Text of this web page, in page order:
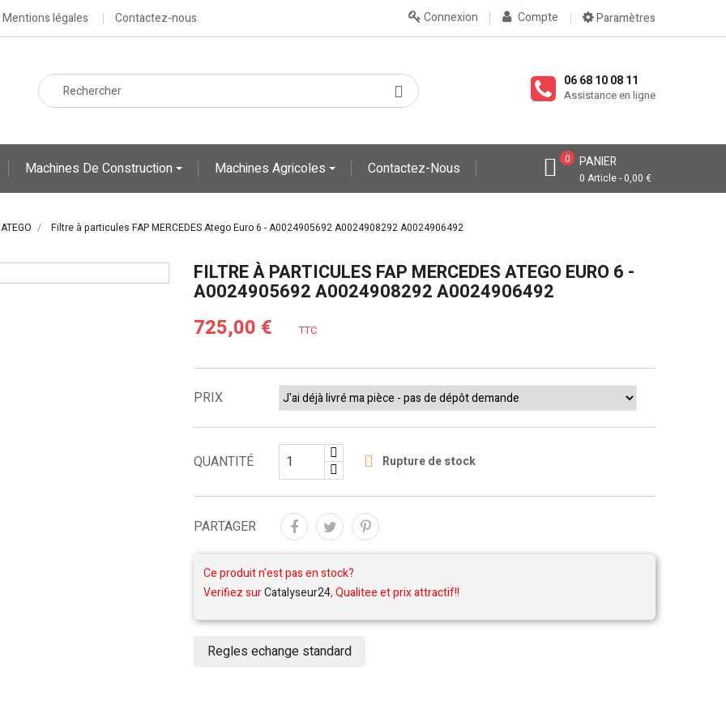
Mentions légales Contactez-nous Paramètres
Compte
Connexion
06 68 10 08 11
Assistance en ligne
PANIER
0 Article - 0,00 €
0
Machines De Construction Machines Agricoles Contactez-Nous
Filtre à particules FAP MERCEDES Atego Euro 6 - A0024905692 A0024908292 A0024906492
FILTRE À PARTICULES FAP MERCEDES ATEGO EURO 6 -
A0024905692 A0024908292 A0024906492
725,00 € TTC
PRIX
QUANTITÉ  Rupture de stock
PARTAGER
Ce produit n'est pas en stock?
Verifiez surCatalyseur24, Qualitee et prix attractif!!
Regles echange standard